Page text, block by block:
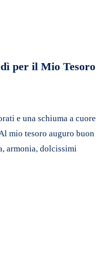
per il Mio Tesoro
e una schiuma a cuore
mio tesoro auguro buon
armonia, dolcissimi